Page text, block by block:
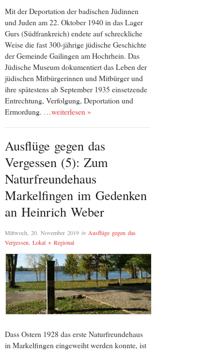
Mit der Deportation der badischen Jüdinnen
und Juden am 22. Oktober 1940 in das Lager
Gurs (Südfrankreich) endete auf schreckliche
Weise die fast 300-jährige jüdische Geschichte
der Gemeinde Gailingen am Hochrhein. Das
Jüdische Museum dokumentiert das Leben der
jüdischen Mitbürgerinnen und Mitbürger und
ihre spätestens ab September 1935 einsetzende
Entrechtung, Verfolgung, Deportation und
Ermordung. …weiterlesen »
Ausflüge gegen das
Vergessen (5): Zum
Naturfreundehaus
Markelfingen im Gedenken
an Heinrich Weber
Mittwoch, 20. November 2019 in Ausflüge gegen das
Vergessen, Lokal + Regional
Dass Ostern 1928 das erste Naturfreundehaus
in Markelfingen eingeweiht werden konnte, ist